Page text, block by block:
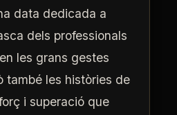
data dedicada a
dels professionals
les grans gestes
també les històries de
i superació que